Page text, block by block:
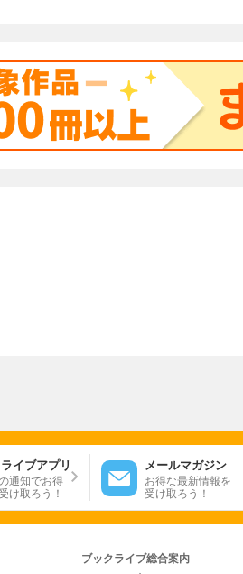
イブアプリ
通知でお得
け取ろう！
メールマガジン
お得な最新情報を
受け取ろう！
ブックライブ総合案内